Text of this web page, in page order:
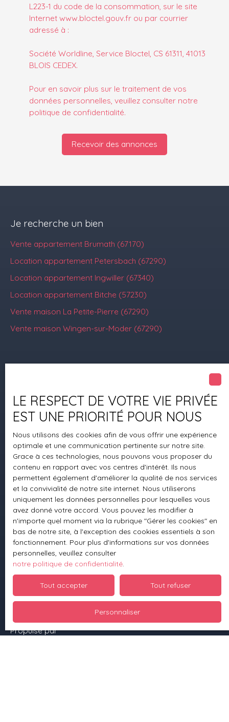
L223-1 du code de la consommation, sur le site
Internet www.bloctel.gouv.fr ou par courrier
adressé à :
Société Worldline, Service Bloctel, CS 61311, 41013
BLOIS CEDEX.
Pour en savoir plus sur le traitement de vos
données personnelles, veuillez consulter notre
politique de confidentialité.
Recevoir des annonces
Je recherche un bien
Vente appartement Brumath (67170)
Location appartement Petersbach (67290)
Location appartement Ingwiller (67340)
Location appartement Bitche (57230)
Vente maison La Petite-Pierre (67290)
Vente maison Wingen-sur-Moder (67290)
Estimez votre bien
Mettre en location
Vendre avec nous
Gestion locative
Nous contacter
Informations
Nos honoraires
Mentions légales
Politique de confidentialité
Plan du site
Propulsé par
LE RESPECT DE VOTRE VIE PRIVÉE
EST UNE PRIORITÉ POUR NOUS
Nous utilisons des cookies afin de vous offrir une expérience
optimale et une communication pertinente sur notre site.
Grace à ces technologies, nous pouvons vous proposer du
contenu en rapport avec vos centres d'intérêt. Ils nous
permettent également d'améliorer la qualité de nos services
et la convivialité de notre site internet. Nous utiliserons
uniquement les données personnelles pour lesquelles vous
avez donné votre accord. Vous pouvez les modifier à
n'importe quel moment via la rubrique ″Gérer les cookies″ en
bas de notre site, à l'exception des cookies essentiels à son
fonctionnement. Pour plus d'informations sur vos données
personnelles, veuillez consulter
notre politique de confidentialité.
Tout accepter Tout refuser
Personnaliser